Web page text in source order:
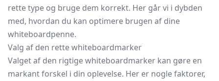
rette type og bruge dem korrekt. Her går vi i dybden
med, hvordan du kan optimere brugen af dine
whiteboardpenne.
Valg af den rette whiteboardmarker
Valget af den rigtige whiteboardmarker kan gøre en
markant forskel i din oplevelse. Her er nogle faktorer,